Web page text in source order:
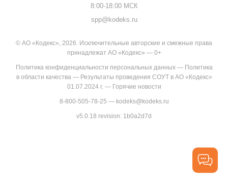
8:00-18:00 МСК
spp@kodeks.ru
© АО «Кодекс», 2026. Исключительные авторские и смежные права
принадлежат АО «Кодекс» — 0+
Политика конфиденциальности персональных данных— Политика
в области качества— Результаты проведения СОУТ в АО «Кодекс»
01.07.2024 г.— Горячие новости
8-800-505-78-25 — kodeks@kodeks.ru
v5.0.18 revision: 1b0a2d7d